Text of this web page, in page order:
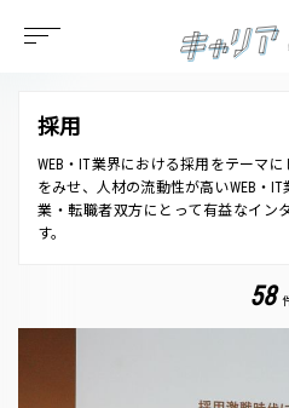
採用
WEB・IT業界における採用をテーマ
をみせ、人材の流動性が高いWEB・
業・転職者双方にとって有益なイン
す。
58